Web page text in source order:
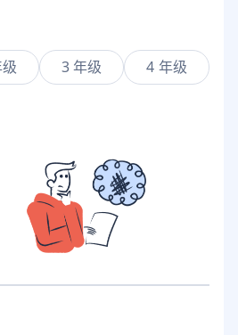
3 年级 4 年级